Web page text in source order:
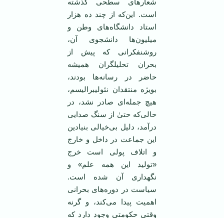
شعارهای سطحی گذشته
است. این‌که از چند ده هزار
استاد دانشگاه‌های وطن و
میلیون‌ها دانشجوی آن،
روشنفکرانی که پیش از
بحران تحلیلگران همیشه
حاضر در رسانه‌ها بودند،
بویژه منتقدان نئولیبرالیسم،
هیچ جمله‌ای صادر نشد، در
حالی‌که حتیٰ از سنگ صدایی
درآمد، دلیل بی‌خیالی بنیادین
این جماعت در داخل و خارج
و اتلاف پولی است خرج
«تولید این همه علم» و
نگهداری آن شده است.
سیاست در دوره‌های بحرانی
اهمیت پیدا می‌کند، و گرنه
وقتی حکومتی وجود دارد که